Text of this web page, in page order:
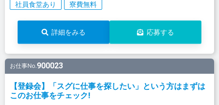
社員食堂あり
寮費無料
詳細をみる 応募する
お仕事No.900023
【登録会】「スグに仕事を探したい」という方はまずは
このお仕事をチェック!